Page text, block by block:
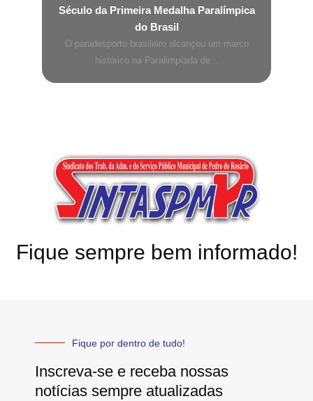
Século da Primeira Medalha Paralímpica
do Brasil
O paradesporto brasileiro alcançou um marco
histórico na Paralimpíada de...
Fique sempre bem informado!
Fique por dentro de tudo!
Inscreva-se e receba nossas
notícias sempre atualizadas